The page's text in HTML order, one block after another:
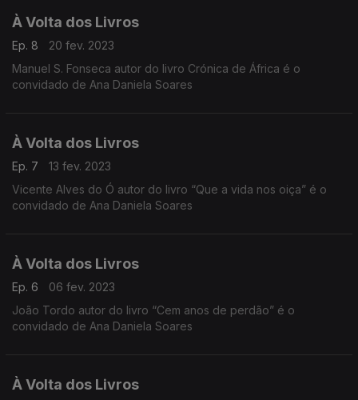
À Volta dos Livros
Ep. 8
20 fev. 2023
Manuel S. Fonseca autor do livro Crónica de África é o
convidado de Ana Daniela Soares
À Volta dos Livros
Ep. 7
13 fev. 2023
Vicente Alves do Ó autor do livro “Que a vida nos oiça” é o
convidado de Ana Daniela Soares
À Volta dos Livros
Ep. 6
06 fev. 2023
João Tordo autor do livro “Cem anos de perdão” é o
convidado de Ana Daniela Soares
À Volta dos Livros